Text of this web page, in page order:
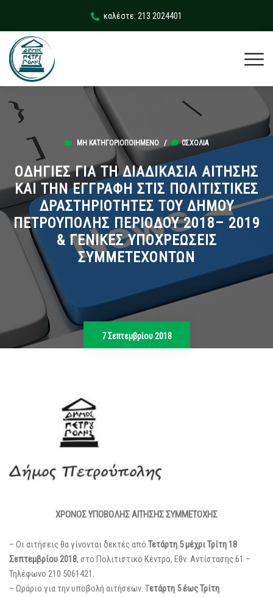
καλέστε: 213 2024401
ΜΗ ΚΑΤΗΓΟΡΙΟΠΟΙΗΜΈΝΟ / 0ΣΧΌΛΙΑ
ΟΔΗΓΙΕΣ ΓΙΑ ΤH ΔΙΑΔΙΚΑΣΙΑ ΑΙΤΗΣΗΣ
ΚΑΙ ΤΗΝ ΕΓΓΡΑΦΗ ΣΤΙΣ ΠΟΛΙΤΙΣΤΙΚΕΣ
ΔΡΑΣΤΗΡΙΟΤΗΤΕΣ ΤΟΥ ΔΗΜΟΥ
ΠΕΤΡΟΥΠΟΛΗΣ ΠΕΡΙΟΔΟΥ 2018– 2019
& ΓΕΝΙΚΕΣ ΥΠΟΧΡΕΩΣΕΙΣ
ΣΥΜΜΕΤΕΧΟΝΤΩΝ
7 Σεπτεμβρίου 2018
ΧΡΟΝΟΣ ΥΠΟΒΟΛΗΣ ΑΙΤΗΣΗΣ ΣΥΜΜΕΤΟΧΗΣ
– Οι αιτήσεις θα γίνονται δεκτές από Τετάρτη 5 μέχρι Τρίτη 18
Σεπτεμβρίου 2018, στο Πολιτιστικό Κέντρο, Εθν. Αντίστασης 61 –
Τηλέφωνο 210 5061421.
– Ωράριο για την υποβολή αιτήσεων: Τετάρτη 5 έως Τρίτη